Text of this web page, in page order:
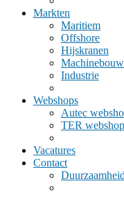
Markten
Maritiem
Offshore
Hijskranen
Machinebouw
Industrie
Webshops
Autec
TER webshop
Vacatures
Contact
Duurzaamheid